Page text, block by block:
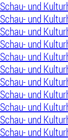
Schau- und
Schau- und
Schau- und
Schau- und
Schau- und
Schau- und
Schau- und
Schau- und
Schau- und
Schau- und
Schau- und